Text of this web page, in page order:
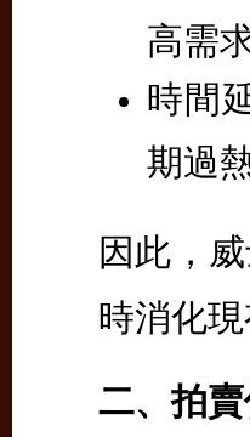
高需
時間
期過
因此，
時消化現
二、拍